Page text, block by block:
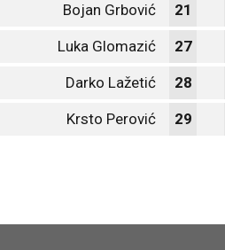
Bojan Grbović 21
Luka Glomazić 27
Darko Lažetić 28
Krsto Perović 29